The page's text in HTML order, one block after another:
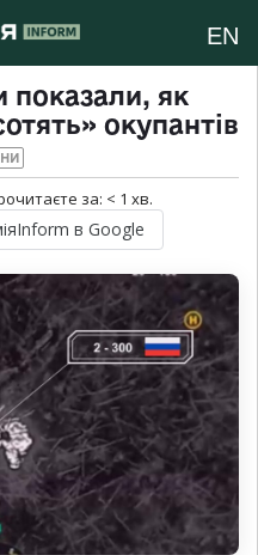
EN
як
окупантів
за: < 1 хв.
в Google